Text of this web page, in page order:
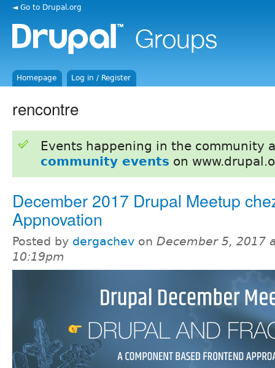
◄ Go to Drupal.org
Homepage Log in / Register
rencontre
Events happening in the community
community events on
December 2017 Drupal Meetup
Appnovation
Posted by dergachev on December 5, 2017
10:19pm